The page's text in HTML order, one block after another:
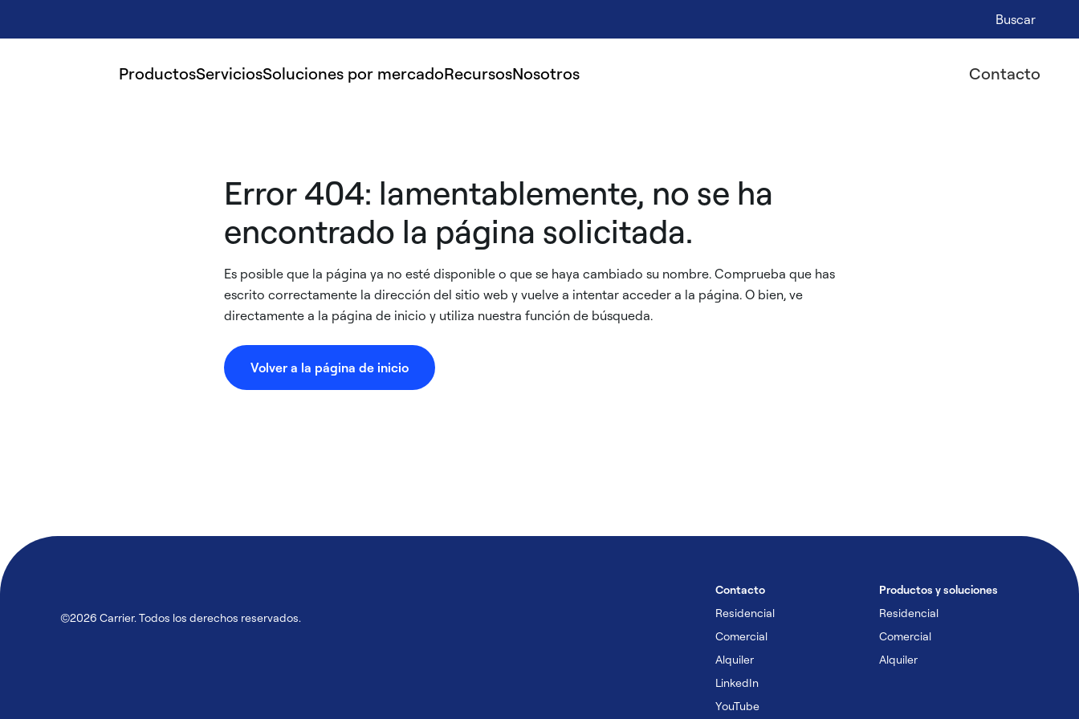
Buscar
ProductosServiciosSoluciones por mercadoRecursosNosotros Contacto
Error 404: lamentablemente, no se ha
encontrado la página solicitada.
Es posible que la página ya no esté disponible o que se haya cambiado su nombre. Comprueba que has
escrito correctamente la dirección del sitio web y vuelve a intentar acceder a la página. O bien, ve
directamente a la página de inicio y utiliza nuestra función de búsqueda.
Volver a la página de inicio
Contacto
Residencial
Comercial
Alquiler
LinkedIn
YouTube
Productos y soluciones
Residencial
Comercial
Alquiler
©2026 Carrier. Todos los derechos reservados.